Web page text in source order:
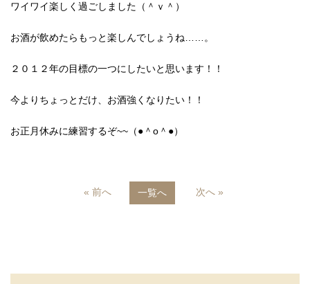
ワイワイ楽しく過ごしました（＾ｖ＾）
お酒が飲めたらもっと楽しんでしょうね……。
２０１２年の目標の一つにしたいと思います！！
今よりちょっとだけ、お酒強くなりたい！！
お正月休みに練習するぞ~~（●＾o＾●）
« 前へ 一覧へ 次へ »